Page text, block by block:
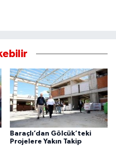
Baraçlı’dan Gölcük’teki
Projelere Yakın Takip